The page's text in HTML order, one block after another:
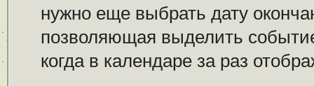
нужно еще выбрать дату
позволяющая выделить
когда в календаре за раз